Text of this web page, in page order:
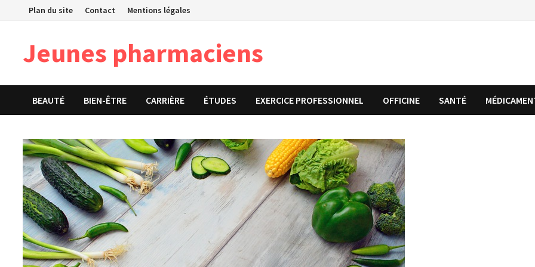
Plan du site Contact Mentions légales
Jeunes pharmaciens
BEAUTÉ BIEN-ÊTRE CARRIÈRE ÉTUDES EXERCICE PROFESSIONNEL OFFICINE SANTÉ